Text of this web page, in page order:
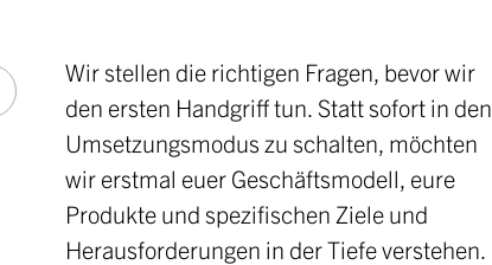
Wir stellen die richtigen Fragen, bevor wir
den ersten Handgriff tun. Statt sofort in den
Umsetzungsmodus zu schalten, möchten
wir erstmal euer Geschäftsmodell, eure
Produkte und spezifischen Ziele und
Herausforderungen in der Tiefe verstehen.